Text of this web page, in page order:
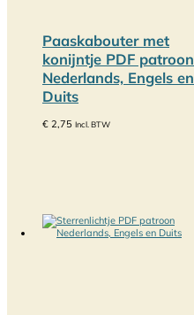
Paaskabouter met
konijntje PDF patroon
Nederlands, Engels en
Duits
€ 2,75 Incl. BTW